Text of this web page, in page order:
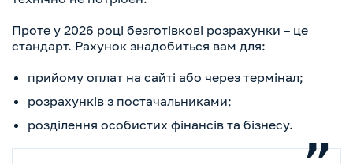
Проте у 2026 році безготівкові розрахунки – це
стандарт. Рахунок знадобиться вам для:
прийому оплат на сайті або через термінал;
розрахунків з постачальниками;
розділення особистих фінансів та бізнесу.